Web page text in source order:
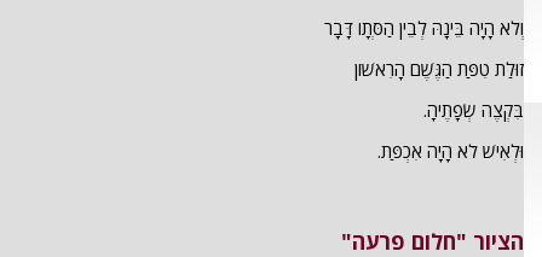
וְלֹא הָיָה בֵּינָהּ לְבֵין הַסְּתָו דָּבָר
זוּלַת טִפַּת הַגֶּשֶׁם הָרִאשׁוֹן
בִּקְצֶה שְׂפָתֶיהָ.
וּלְאִישׁ לֹא הָיָה אִכְפַּת.
הציור "חלום פרעה"